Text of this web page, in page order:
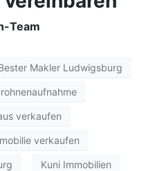
Team
Makler Ludwigsburg
verkaufen
verkaufen
Kuni Immobilien